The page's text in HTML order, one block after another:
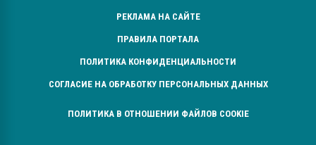
РЕКЛАМА НА САЙТЕ
ПРАВИЛА ПОРТАЛА
ПОЛИТИКА КОНФИДЕНЦИАЛЬНОСТИ
СОГЛАСИЕ НА ОБРАБОТКУ ПЕРСОНАЛЬНЫХ ДАННЫХ
ПОЛИТИКА В ОТНОШЕНИИ ФАЙЛОВ COOKIE